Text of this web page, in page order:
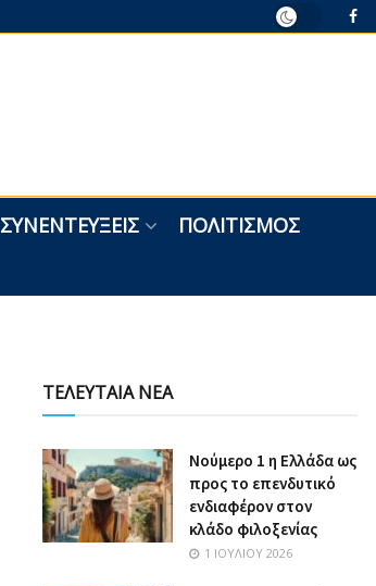
ΣΥΝΕΝΤΕΎΞΕΙΣ
ΠΟΛΙΤΙΣΜΌΣ
ΤΕΛΕΥΤΑΙΑ ΝΕΑ
Nούμερο 1 η Ελλάδα ως
προς το επενδυτικό
ενδιαφέρον στον
κλάδο φιλοξενίας
1 ΙΟΥΛΊΟΥ 2026